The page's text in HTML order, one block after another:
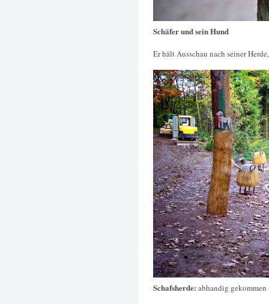
Schäfer und sein Hund
Er hält Ausschau nach seiner
Schafsherde: abhandig